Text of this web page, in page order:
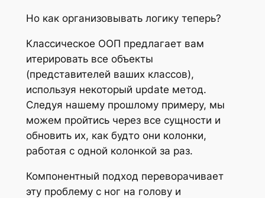
Но как организовывать логику теперь?
Классическое ООП предлагает вам
итерировать все объекты
(представителей ваших классов),
используя некоторый update метод.
Следуя нашему прошлому примеру, мы
можем пройтись через все сущности и
обновить их, как будто они колонки,
работая с одной колонкой за раз.
Компонентный подход переворачивает
эту проблему с ног на голову и